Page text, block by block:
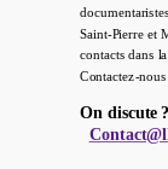
Saint-Pierre et
contacts dans
Contactez-
On discute ?